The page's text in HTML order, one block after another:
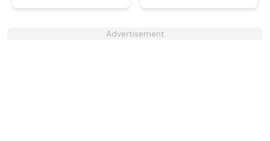
Advertisement